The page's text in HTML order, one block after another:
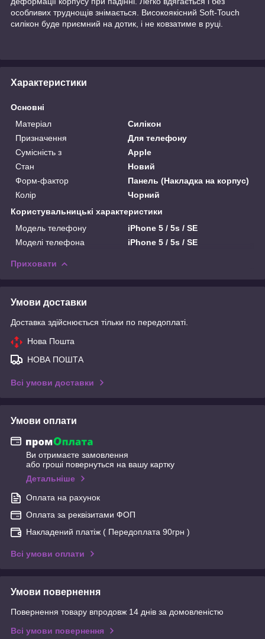
особливих труднощів знімається. Високоякісний Soft-Touch
силікон буде приємний на дотик, і не ковзатиме в руці.
Характеристики
Основні
Матеріал
Силікон
Призначення
Для телефону
Сумісність з
Apple
Стан
Новий
Форм-фактор
Панель (Накладка на корпус)
Колір
Чорний
Користувальницькі характеристики
Модель телефону
iPhone 5 / 5s / SE
Моделі телефона
iPhone 5 / 5s / SE
Приховати
Умови доставки
Доставка здійснюється тільки по передоплаті.
Нова Пошта
НОВА ПОШТА
Всі умови доставки
Умови оплати
Ви отримаєте замовлення
або гроші повернуться на вашу картку
Детальніше
Оплата на рахунок
Оплата за реквізитами ФОП
Накладений платіж ( Передоплата 90грн )
Всі умови оплати
Умови повернення
Повернення товару впродовж 14 днів за домовленістю
Всі умови повернення